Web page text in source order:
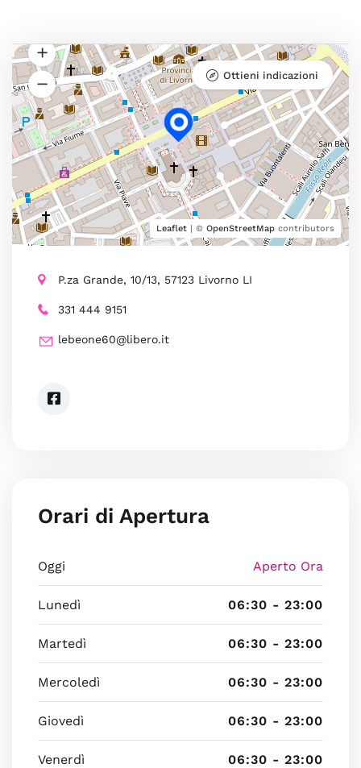
Leaflet | © OpenStreetMap contributors
Ottieni indicazioni
P.za Grande, 10/13, 57123 Livorno LI
331 444 9151
lebeone60@libero.it
Orari di Apertura
Oggi Aperto Ora
Lunedì 06:30 - 23:00
Martedì 06:30 - 23:00
Mercoledì 06:30 - 23:00
Giovedì 06:30 - 23:00
Venerdì 06:30 - 23:00